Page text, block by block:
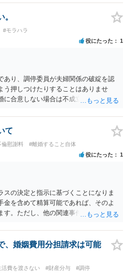
#モラハラ
役にたった 1
あり、調停委員が夫婦関係の破綻を認
う押しつけたりすることはありませ
に合意しない場合は不成立になり」、
立を希望するなら、夫が離婚に前向き
、模索するほかありません（極端な話
ら離婚してもよい」として提示された
法しかないかもしれません）。た
う考えを見透かされてしまうと、逆に
注意する必要があります。 夫が離婚
ば、むしろ淡々と調停不成立にして
判決へ持っていく方が近道であること
を含め、弁護士へ相談・依頼した方が
て
倫慰謝料 #離婚すること自体
役にたった 1
スの決定と指示に基づくことになりま
金を含めて精算可能であれば、そのよ
す。ただし、他の関連事件でも相手方
、法テラスへお尋ねいただいた方が確
、婚姻費用分担請求は可能
活費を渡さない #財産分与
#調停